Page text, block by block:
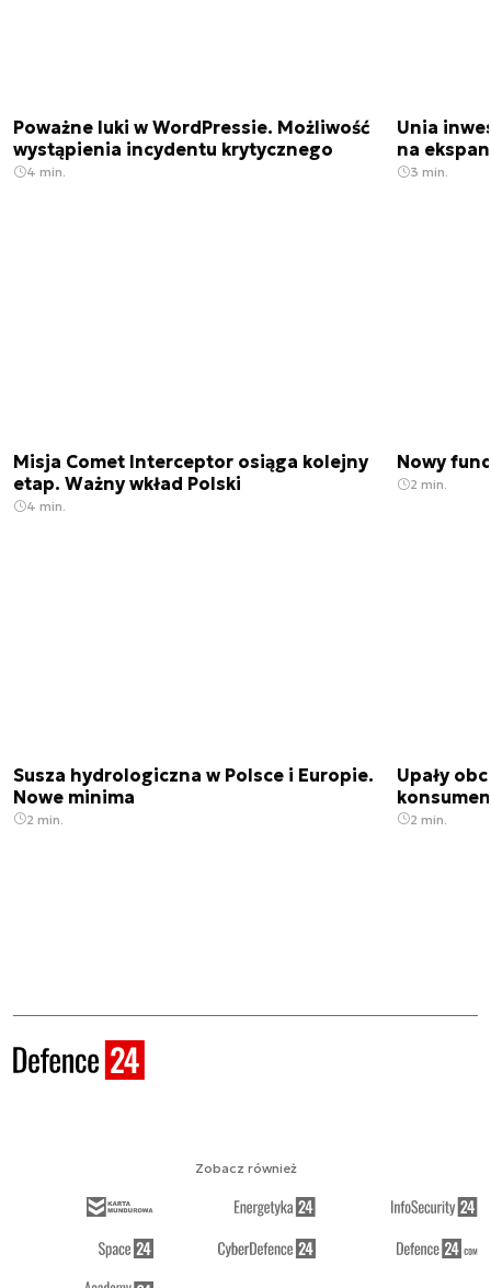
Poważne luki w WordPressie. Możliwość
wystąpienia incydentu krytycznego
4 min.
Unia
na
3 min.
Misja Comet Interceptor osiąga kolejny
etap. Ważny wkład Polski
4 min.
Nowy
2 min.
Susza hydrologiczna w Polsce i Europie.
Nowe minima
2 min.
Upały
2 min.
Zobacz również